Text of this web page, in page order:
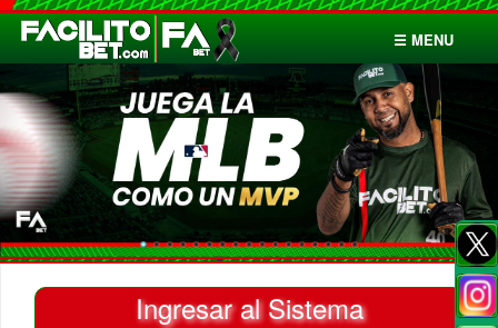
☰ MENU
Inicio
Apuestas
Cuentas
Ingresar al Sistema